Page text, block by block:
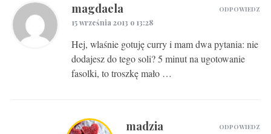
magdaela
15 września 2013 o 13:28
Hej, wlaśnie gotuję curry i mam dwa pytania: nie
dodajesz do tego soli? 5 minut na ugotowanie
fasolki, to troszkę mało …
ODPOWIEDZ
madzia ODPOWIEDZ